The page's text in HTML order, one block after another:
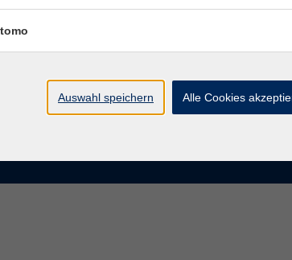
Auswahl speichern Alle Cookies